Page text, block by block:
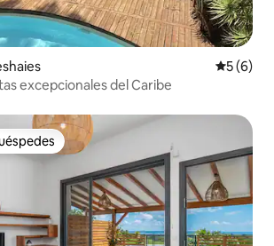
5 (6)
excepcionales del Caribe